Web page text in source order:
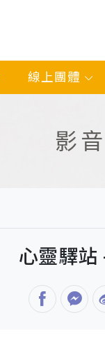
線上團體
影
心靈驛站